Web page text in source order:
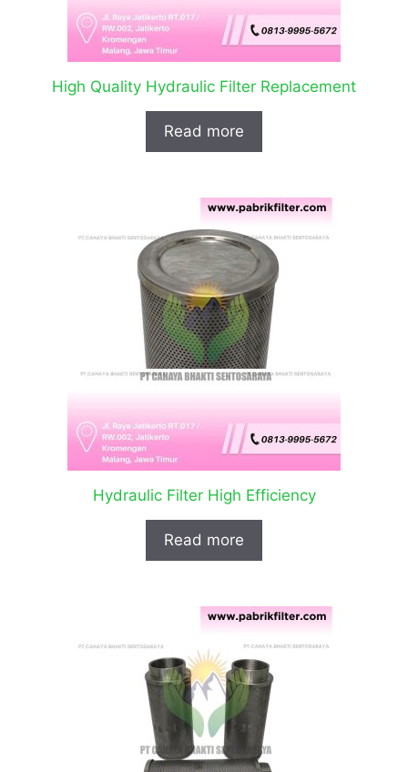
High Quality Hydraulic Filter Replacement
Read more
Hydraulic Filter High Efficiency
Read more